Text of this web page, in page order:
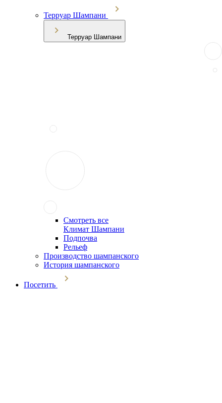
Терруар Шампани
Терруар Шампани
Смотреть все
Климат Шампани
Подпочва
Рельеф
Производство шампанского
История шампанского
Посетить